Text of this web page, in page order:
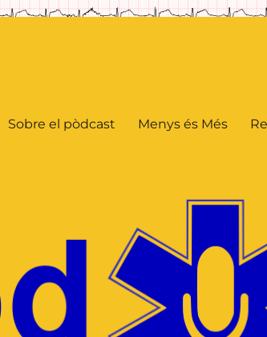
Sobre el pòdcast Menys és Més